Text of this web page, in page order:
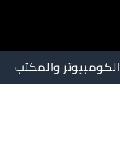
الكومبيوتر والمكتب